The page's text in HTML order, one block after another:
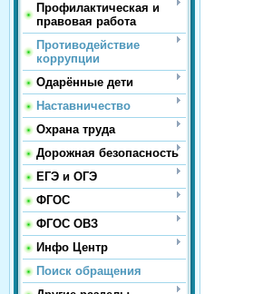
Профилактическая и
правовая работа
Противодействие
коррупции
Одарённые дети
Наставничество
Охрана труда
Дорожная безопасность
ЕГЭ и ОГЭ
ФГОС
ФГОС ОВЗ
Инфо Центр
Поиск обращения